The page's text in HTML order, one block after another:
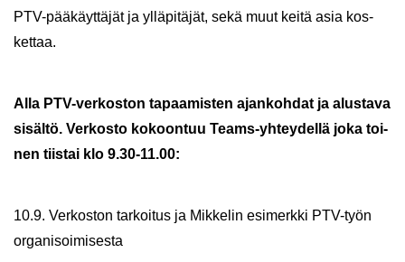
PTV-​pääkäyttäjät ja yl­lä­pi­tä­jät, sekä muut keitä asia kos­
ket­taa.
Alla PTV-​verkoston ta­paa­mis­ten ajan­koh­dat ja alus­ta­va
si­säl­tö. Ver­kos­to ko­koon­tuu Teams-​yhteydellä joka toi­
nen tiis­tai klo 9.30-11.00:
10.9. Ver­kos­ton tar­koi­tus ja Mik­ke­lin esi­merk­ki PTV-​työn
or­ga­ni­soi­mi­ses­ta